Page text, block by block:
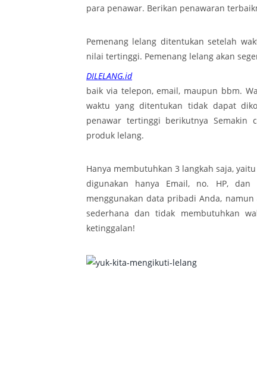
para penawar. Berikan penawaran
Pemenang lelang ditentukan setelah
nilai tertinggi. Pemenang lelang akan
DILELANG.id
baik via telepon, email, maupun bbm.
waktu yang ditentukan tidak dapat
penawar tertinggi berikutnya Semakin
produk lelang.
Hanya membutuhkan 3 langkah saja,
digunakan hanya Email, no. HP, dan
menggunakan data pribadi Anda,
sederhana dan tidak membutuhkan
ketinggalan!